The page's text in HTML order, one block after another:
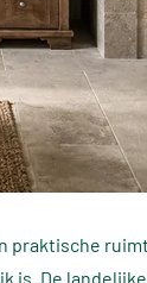
praktische
is. De